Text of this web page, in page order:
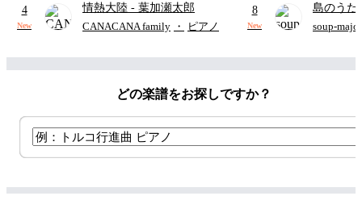
4
New
情熱大陸 - 葉加瀬太郎
CANACANA family ・ ピアノ
8
New
島のうた
映画ちい
soup-majo
どの楽譜をお探しですか？